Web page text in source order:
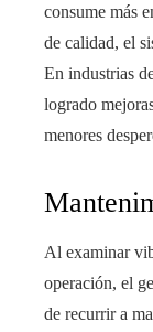
consume más
de calidad, el
En industrias
logrado
menores
Al examinar
operación, el
de recurrir a